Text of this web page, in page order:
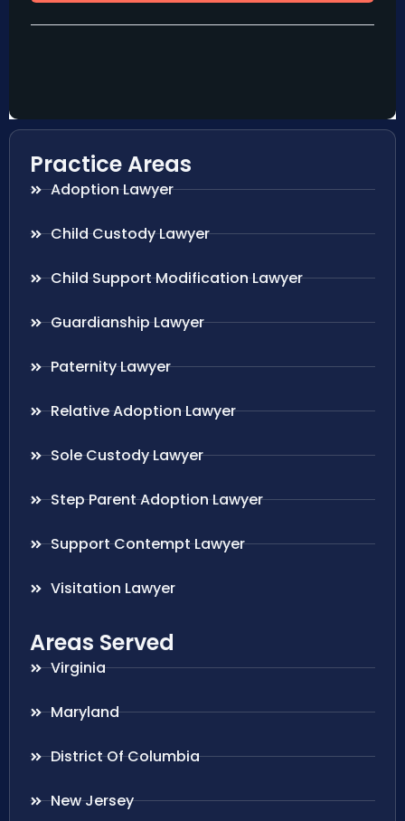
Practice Areas
Adoption Lawyer
Child Custody Lawyer
Child Support Modification Lawyer
Guardianship Lawyer
Paternity Lawyer
Relative Adoption Lawyer
Sole Custody Lawyer
Step Parent Adoption Lawyer
Support Contempt Lawyer
Visitation Lawyer
Areas Served
Virginia
Maryland
District Of Columbia
New Jersey